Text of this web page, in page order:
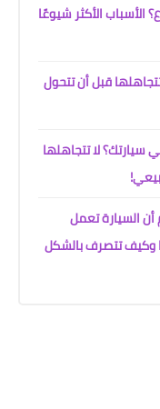
الأسباب الأكثر شيوعًا
قبل أن تتحول
سيارتك؟ لا تتجاهلها
السيارة تعمل
وكيف تتصرف بالشكل